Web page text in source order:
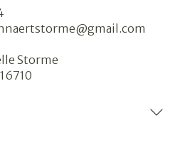
gmail.com
Storme